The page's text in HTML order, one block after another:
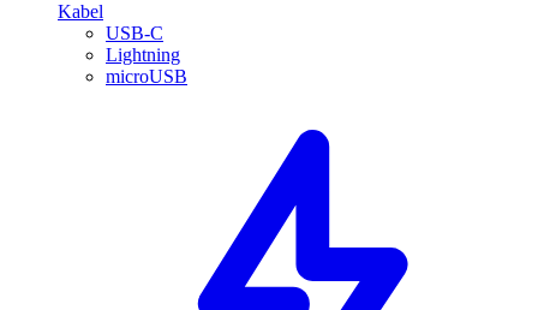
Kabel
USB-C
Lightning
microUSB